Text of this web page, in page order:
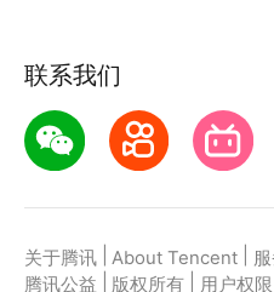
联系我们
关于腾讯 About Tencent
腾讯公益
版权所有 用户权限